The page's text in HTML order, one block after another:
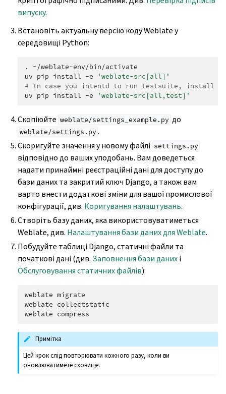
випуску.
Встановіть актуальну версію коду Weblate у
середовищі Python:
.
~/weblate-env/bin/activate
uv pip install -e
'weblate-src[all]'
# In case you intentd to run testsuite, install
uv pip install -e 'weblate-src[all,test]'
Скопіюйте weblate/settings_example.py до
weblate/settings.py .
Скоригуйте значення у новому файлі settings.py
відповідно до ваших уподобань. Вам доведеться
надати принаймні реєстраційні дані для доступу до
бази даних та закритий ключ Django, а також вам
варто внести додаткові зміни для вашої промислової
конфігурації, див. Коригування налаштувань.
Створіть базу даних, яка використовуватиметься
Weblate, див. Налаштування бази даних для Weblate.
Побудуйте таблиці Django, статичні файли та
початкові дані (див. Заповнення бази данихі
Обслуговування статичних файлів):
weblate migrate
weblate collectstatic
weblate
Примітка
Цей крок слід повторювати кожного разу, коли ви
оновлюватимете сховище.